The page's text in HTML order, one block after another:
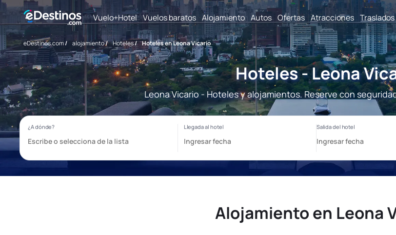
Vuelo+Hotel Vuelos baratos Alojamiento Autos Ofertas Atracciones Traslados
eDestinos.com/ alojamiento/ Hoteles/ Hoteles en Leona Vicario
Hoteles - Leona
Leona Vicario - Hoteles y alojamientos. Reserve con
Alojamiento en Leona